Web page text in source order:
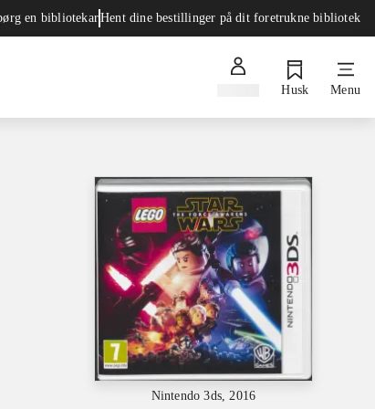
en bibliotekarHent dine bestillinger på dit foretrukne bibliotek
Husk Menu
Nintendo 3ds, 2016